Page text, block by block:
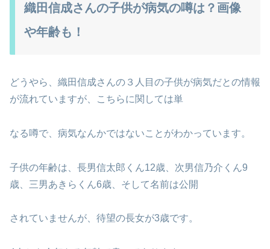
織田信成さんの子供が病気の噂は？画像
や年齢も！
どうやら、織田信成さんの３人目の子供が病気だとの情報
が流れていますが、こちらに関しては単
なる噂で、病気なんかではないことがわかっています。
子供の年齢は、長男信太郎くん12歳、次男信乃介くん9
歳、三男あきらくん6歳、そして名前は公開
されていませんが、待望の長女が3歳です。